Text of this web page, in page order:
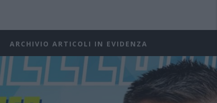
ARCHIVIO ARTICOLI IN EVIDENZA